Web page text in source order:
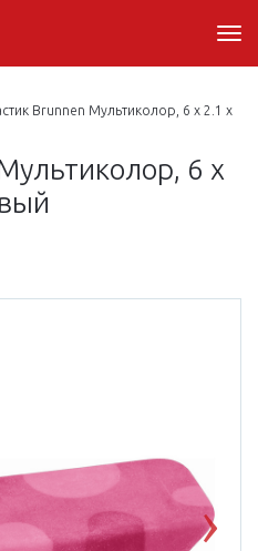
Brunnen Мультиколор, 6 х 2.1 х
6 х